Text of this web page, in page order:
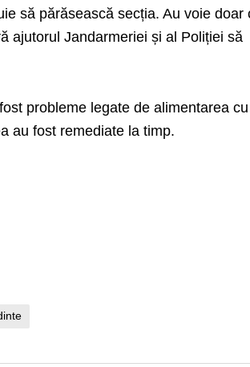
să părăsească secția. Au voie doar
ajutorul Jandarmeriei și al Poliției să
probleme legate de alimentarea cu
au fost remediate la timp.